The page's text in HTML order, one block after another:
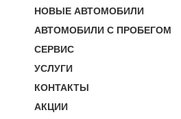
НОВЫЕ АВТОМОБИЛИ
АВТОМОБИЛИ С ПРОБЕГОМ
СЕРВИС
УСЛУГИ
КОНТАКТЫ
АКЦИИ